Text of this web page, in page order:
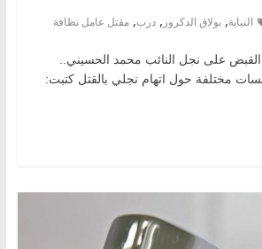
النيابة, بولاق الدكرور , درب, مقتل عامل نظافة
القبض على نجل النائب محمد الحسيني..
مختلفة حول اتهام نجلي بالقتل كتبت: